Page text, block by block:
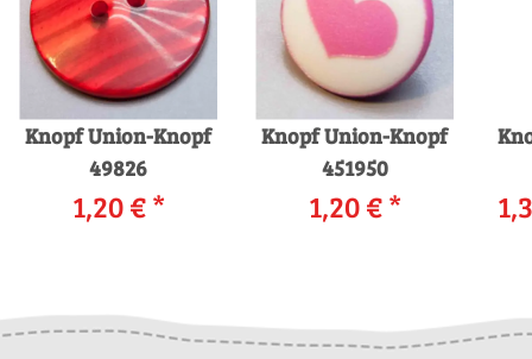
Knopf Union-Knopf
49826
1,20 €*
Knopf Union-Knopf
451950
1,20 €*